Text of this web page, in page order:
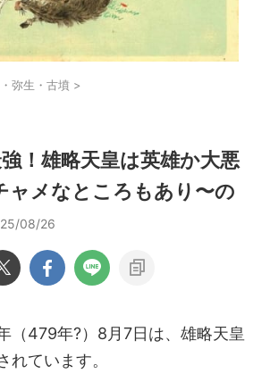
弥生・古墳 >
！雄略天皇は英雄か大悪
ャメなところもあり〜の
08/26
（479年?）8月7日は、雄略天皇
れています。